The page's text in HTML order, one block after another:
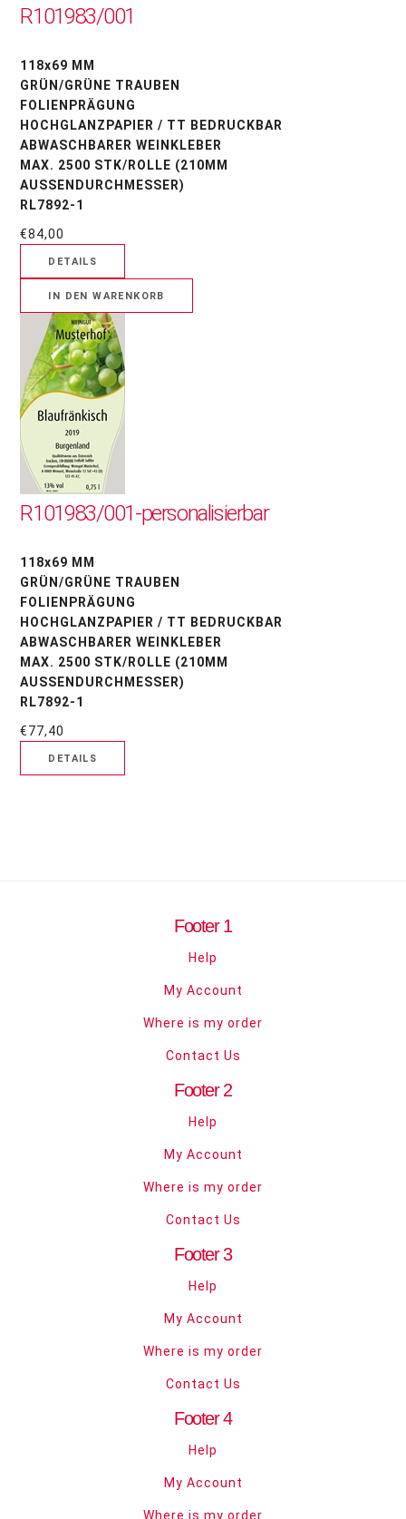
R101983/001
118x69 MM
GRÜN/GRÜNE TRAUBEN
FOLIENPRÄGUNG
HOCHGLANZPAPIER / TT BEDRUCKBAR
ABWASCHBARER WEINKLEBER
MAX. 2500 STK/ROLLE (210MM
AUSSENDURCHMESSER)
RL7892-1
€84,00
R101983/001-personalisierbar
118x69 MM
GRÜN/GRÜNE TRAUBEN
FOLIENPRÄGUNG
HOCHGLANZPAPIER / TT BEDRUCKBAR
ABWASCHBARER WEINKLEBER
MAX. 2500 STK/ROLLE (210MM
AUSSENDURCHMESSER)
RL7892-1
€77,40
Footer 1
Help
My Account
Where is my order
Contact Us
Footer 2
Help
My Account
Where is my order
Contact Us
Footer 3
Help
My Account
Where is my order
Contact Us
Footer 4
Help
My Account
Where is my order